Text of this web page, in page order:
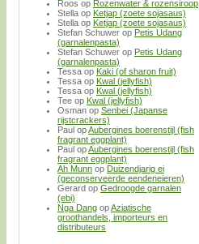
Roos op Rozenwater & rozensiroop
Stella op Ketjap (zoete sojasaus)
Stella op Ketjap (zoete sojasaus)
Stefan Schuwer op Petis Udang
(garnalenpasta)
Stefan Schuwer op Petis Udang
(garnalenpasta)
Tessa op Kaki (of sharon fruit)
Tessa op Kwal (jellyfish)
Tessa op Kwal (jellyfish)
Tee op Kwal (jellyfish)
Osman op Senbei (Japanse
rijstcrackers)
Paul opAubergines boerenstijl (fish
fragrant eggplant)
Paul opAubergines boerenstijl (fish
fragrant eggplant)
Ah Munn op Duizendjarig ei
(geconserveerde eendeneieren)
Gerard op Gedroogde garnalen
(ebi)
Nga Dang opAziatische
groothandels, importeurs en
distributeurs